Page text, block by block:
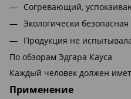
Согревающий,
Экологически
Продукция не
По обзорам Эдгара Кауса
Каждый человек должен
Применение